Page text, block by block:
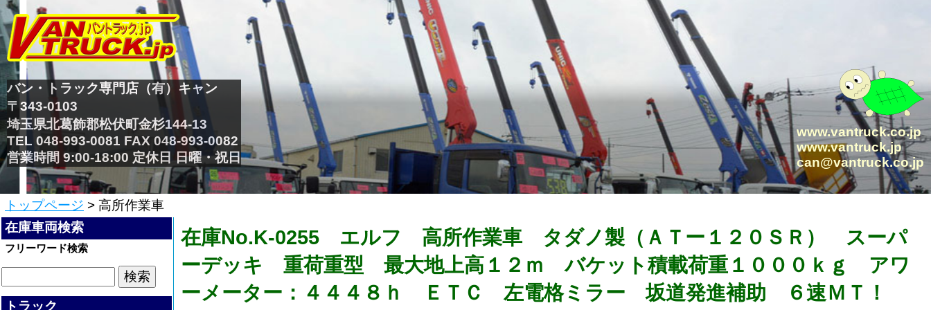
バン・トラック専門店（有）キャン
〒343-0103
埼玉県北葛飾郡松伏町金杉144-13
TEL 048-993-0081 FAX 048-993-0082
営業時間 9:00-18:00 定休日 日曜・祝日
www.vantruck.co.jp
www.vantruck.jp
can@vantruck.co.jp
トップページ > 高所作業車
在庫車両検索
フリーワード検索
トラック
在庫No.K-0255 エルフ 高所作業車 タダノ製（ＡＴー１２０ＳＲ） スーパ
ーデッキ 重荷重型 最大地上高１２ｍ バケット積載荷重１０００ｋｇ アワ
ーメーター：４４４８ｈ ＥＴＣ 左電格ミラー 坂道発進補助 ６速ＭＴ！